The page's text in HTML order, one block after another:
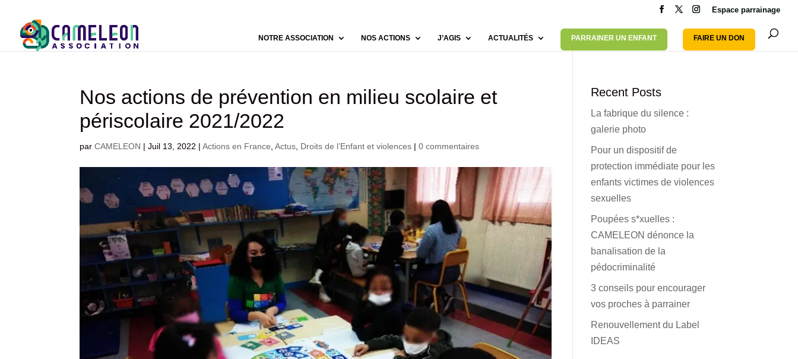
Espace parrainage
NOTRE ASSOCIATION NOS ACTIONS J’AGIS ACTUALITÉS PARRAINER UN ENFANT FAIRE UN DON
Nos actions de prévention en milieu scolaire et
périscolaire 2021/2022
parCAMELEON |Juil 13, 2022 |Actions en France ,Actus Droits de l’Enfant et violences |0 commentaires
Recent Posts
La fabrique du silence :
galerie photo
Pour un dispositif de
protection immédiate pour les
enfants victimes de violences
sexuelles
Poupées s*xuelles :
CAMELEON dénonce la
banalisation de la
pédocriminalité
3 conseils pour encourager
vos proches à parrainer
Renouvellement du Label
IDEAS